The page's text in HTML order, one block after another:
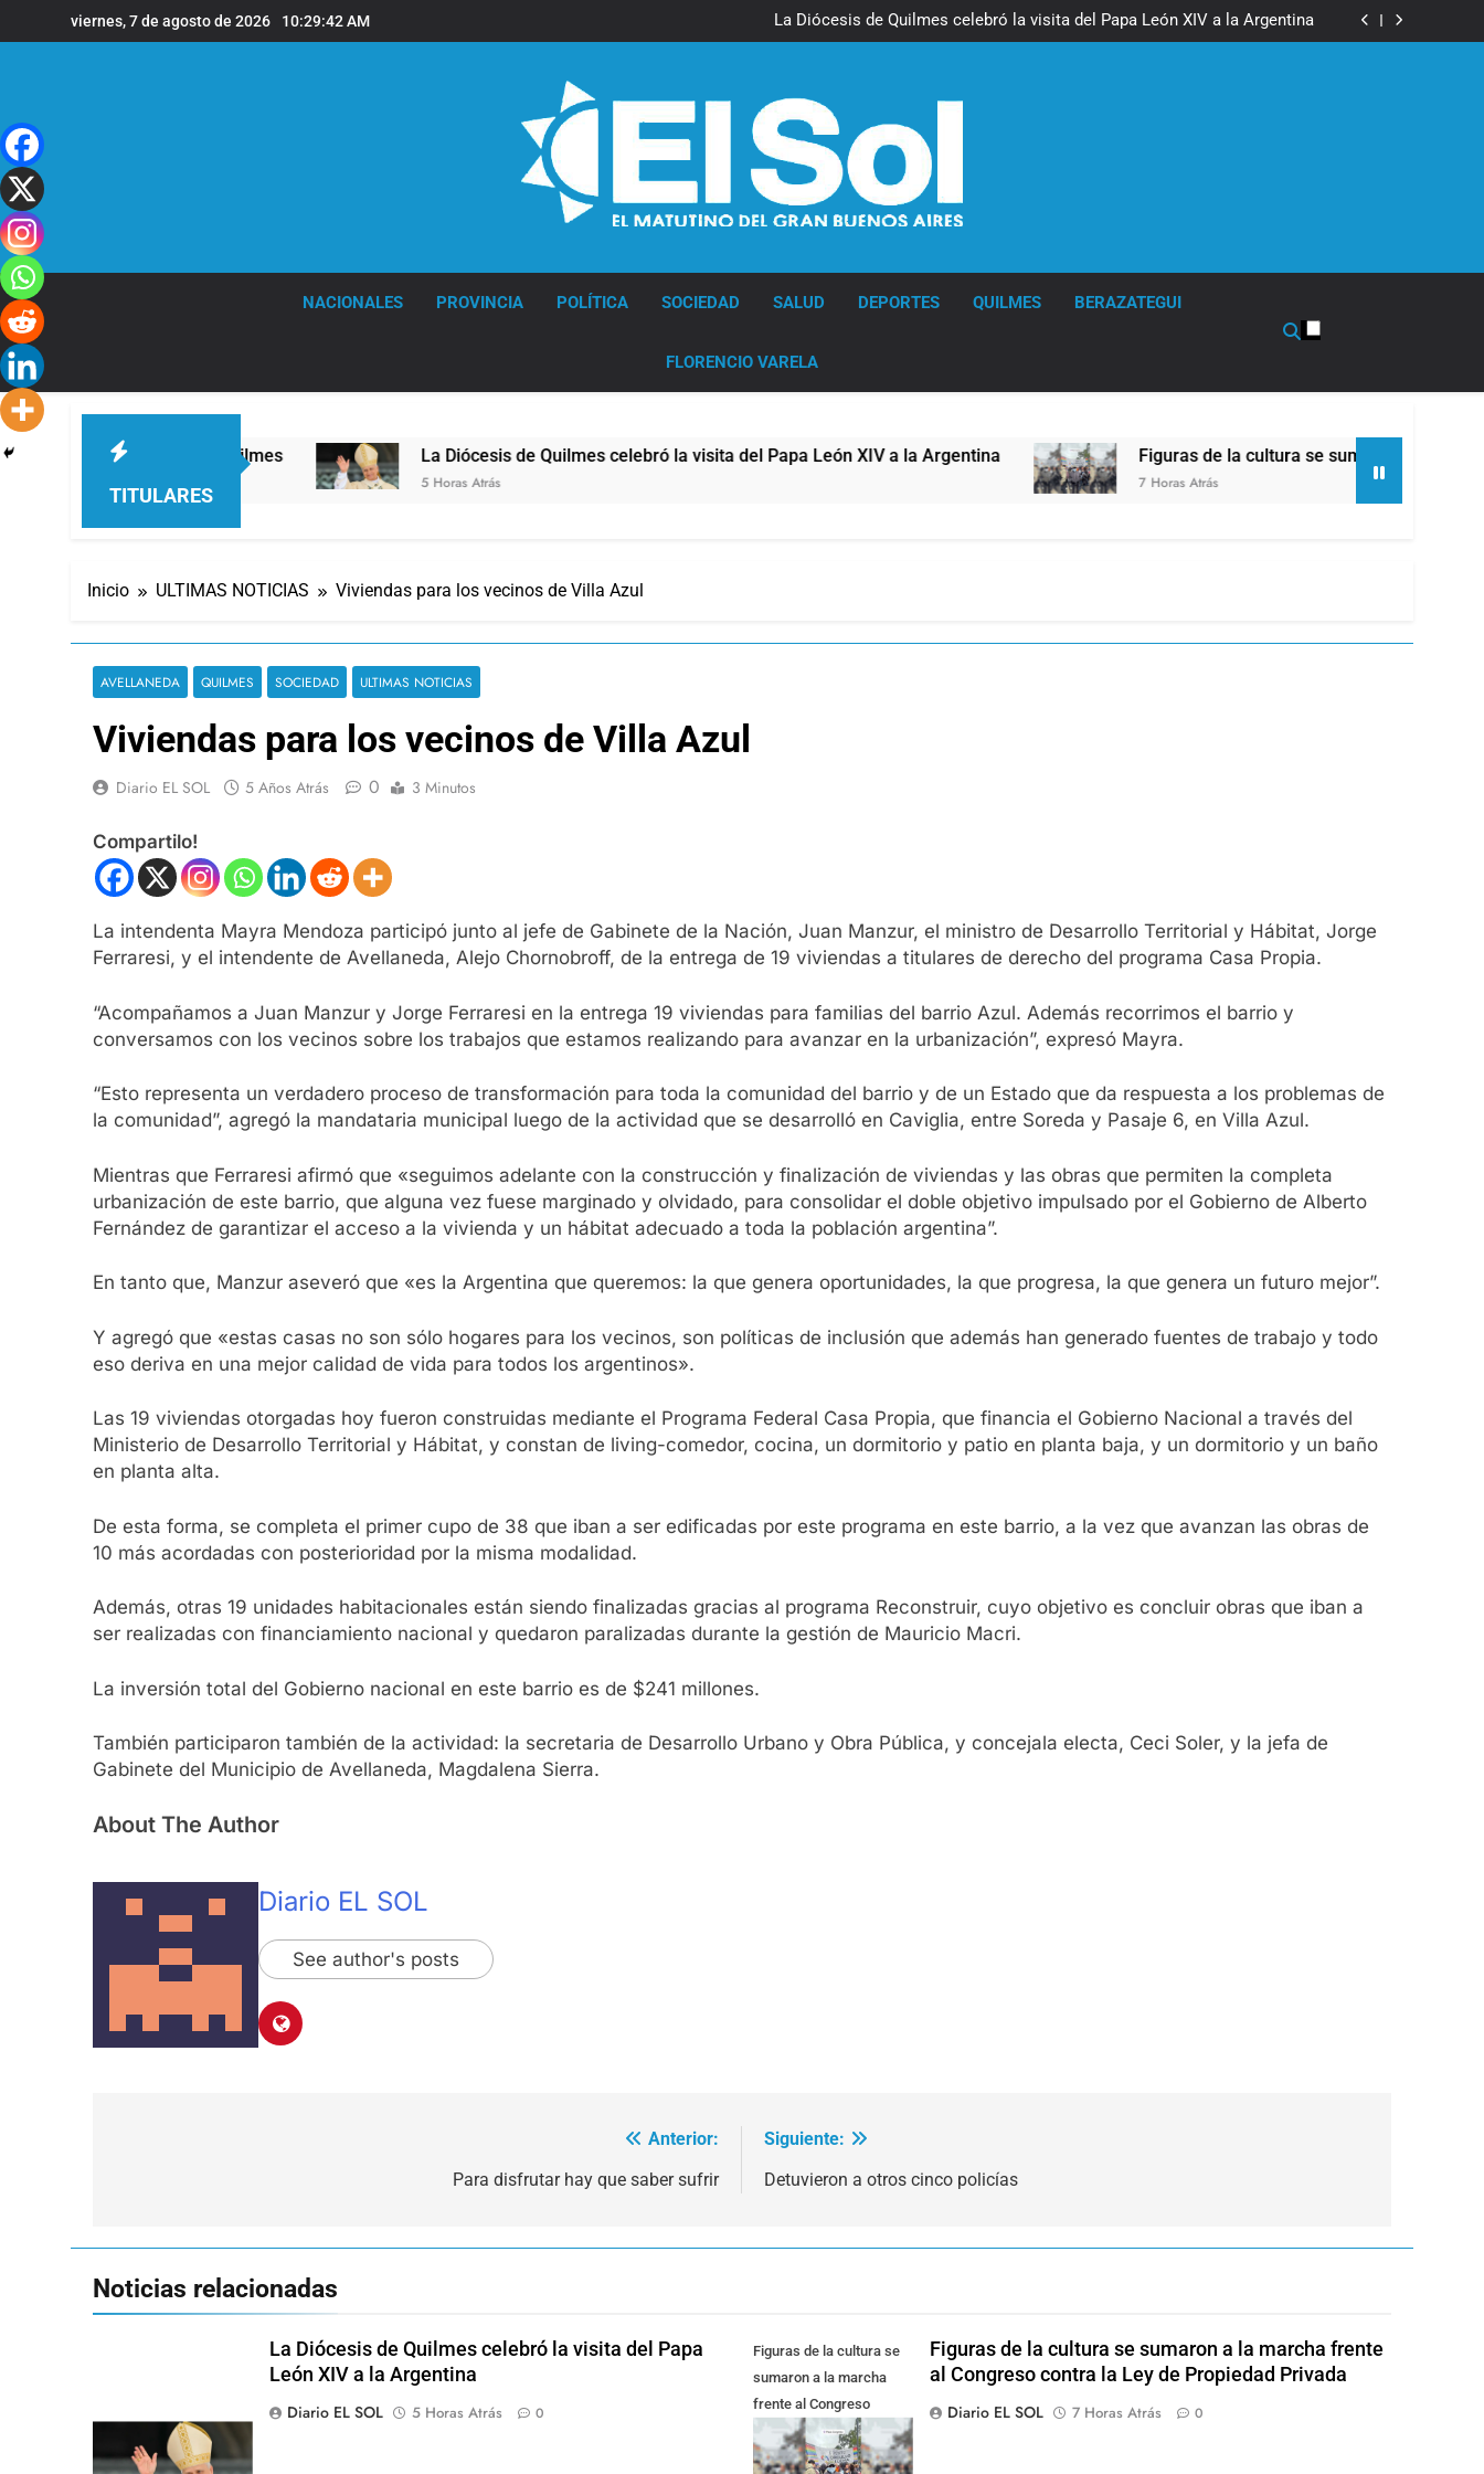
al
viernes, 7 de agosto de 2026 10:29:43 AM
La Diócesis de Quilmes celebró la visita del Papa León XIV a la Argentina
Figuras de la cultura se sumaron a la marcha frente al Congreso contra la
La Diócesis de Quilmes celebró la visita del Papa León XIV a la Argentina
Figuras de la cultura se sumaron a la marcha frente al Congreso contra la
Nueva jornada negativa para los activos argentinos: cayeron las acciones
en Wall Street y el riesgo país quedó al borde de los 450 puntos
NACIONALES PROVINCIA POLÍTICA SOCIEDAD SALUD DEPORTES QUILMES BERAZATEGUI
FLORENCIO VARELA
TITULARES
en la sede de Quilmes La Diócesis de Quilmes celebró la visita del Papa León XIV a la Argentina
5 Horas Atrás
Figuras de la cultura se sumaron a la marcha
7 Horas Atrás
Inicio ULTIMAS NOTICIAS Viviendas para los vecinos de Villa Azul
AVELLANEDA QUILMES SOCIEDAD ULTIMAS NOTICIAS
Viviendas para los vecinos de Villa Azul
Diario EL SOL 5 Años Atrás 0 3 Minutos
Compartilo!
La intendenta Mayra Mendoza participó junto al jefe de Gabinete de la Nación, Juan Manzur, el ministro de Desarrollo Territorial y Hábitat, Jorge
Ferraresi, y el intendente de Avellaneda, Alejo Chornobroff, de la entrega de 19 viviendas a titulares de derecho del programa Casa Propia.
“Acompañamos a Juan Manzur y Jorge Ferraresi en la entrega 19 viviendas para familias del barrio Azul. Además recorrimos el barrio y
conversamos con los vecinos sobre los trabajos que estamos realizando para avanzar en la urbanización”, expresó Mayra.
“Esto representa un verdadero proceso de transformación para toda la comunidad del barrio y de un Estado que da respuesta a los problemas de
la comunidad”, agregó la mandataria municipal luego de la actividad que se desarrolló en Caviglia, entre Soreda y Pasaje 6, en Villa Azul.
Mientras que Ferraresi afirmó que «seguimos adelante con la construcción y finalización de viviendas y las obras que permiten la completa
urbanización de este barrio, que alguna vez fuese marginado y olvidado, para consolidar el doble objetivo impulsado por el Gobierno de Alberto
Fernández de garantizar el acceso a la vivienda y un hábitat adecuado a toda la población argentina”.
En tanto que, Manzur aseveró que «es la Argentina que queremos: la que genera oportunidades, la que progresa, la que genera un futuro mejor”.
Y agregó que «estas casas no son sólo hogares para los vecinos, son políticas de inclusión que además han generado fuentes de trabajo y todo
eso deriva en una mejor calidad de vida para todos los argentinos».
Las 19 viviendas otorgadas hoy fueron construidas mediante el Programa Federal Casa Propia, que financia el Gobierno Nacional a través del
Ministerio de Desarrollo Territorial y Hábitat, y constan de living-comedor, cocina, un dormitorio y patio en planta baja, y un dormitorio y un baño
en planta alta.
De esta forma, se completa el primer cupo de 38 que iban a ser edificadas por este programa en este barrio, a la vez que avanzan las obras de
10 más acordadas con posterioridad por la misma modalidad.
Además, otras 19 unidades habitacionales están siendo finalizadas gracias al programa Reconstruir, cuyo objetivo es concluir obras que iban a
ser realizadas con financiamiento nacional y quedaron paralizadas durante la gestión de Mauricio Macri.
La inversión total del Gobierno nacional en este barrio es de $241 millones.
También participaron también de la actividad: la secretaria de Desarrollo Urbano y Obra Pública, y concejala electa, Ceci Soler, y la jefa de
Gabinete del Municipio de Avellaneda, Magdalena Sierra.
About The Author
Diario EL SOL
See author's posts
Anterior:
Para disfrutar hay que saber sufrir
Siguiente:
Detuvieron a otros cinco policías
Noticias relacionadas
La Diócesis de Quilmes celebró la visita del Papa
León XIV a la Argentina
Diario EL SOL
5 Horas Atrás 0
Figuras de la cultura se
sumaron a la marcha
frente al Congreso
contra la Ley de
Propiedad Privada
Figuras de la cultura se sumaron a la marcha frente
al Congreso contra la Ley de Propiedad Privada
Diario EL SOL
7 Horas Atrás 0